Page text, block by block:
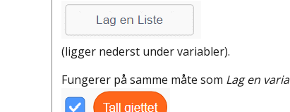
(ligger nederst under variabler).
Fungerer på samme måte som Lag en